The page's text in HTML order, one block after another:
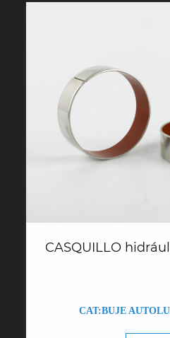
CASQUILLO
CAT:BUJE